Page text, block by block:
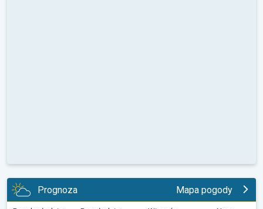
Prognoza Mapa pogody